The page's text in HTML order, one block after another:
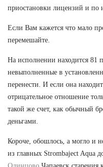
приостановки лицензий и по
Если Вам кажется что мало
перемешайте.
На исполнении находится 81
невыполненные в
перенести. И если она
отрицательное отношение
такой же счет, как обычный
деньгами.
Короче, обошлось, а могло и
из главных Strombaject Aqua